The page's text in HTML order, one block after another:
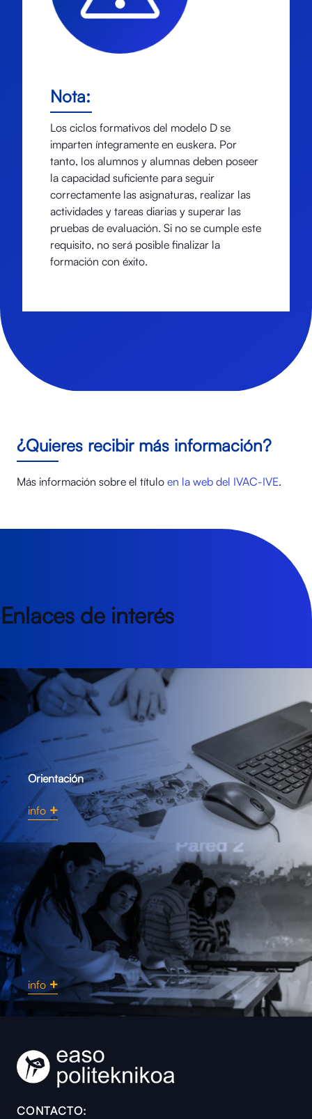
Nota:
Los ciclos formativos del modelo D se
imparten íntegramente en euskera. Por
tanto, los alumnos y alumnas deben poseer
la capacidad suficiente para seguir
correctamente las asignaturas, realizar las
actividades y tareas diarias y superar las
pruebas de evaluación. Si no se cumple este
requisito, no será posible finalizar la
formación con éxito.
¿Quieres recibir más información?
Más información sobre el título en la web del IVAC-IVE.
Enlaces de interés
Orientación
info
info
CONTACTO: